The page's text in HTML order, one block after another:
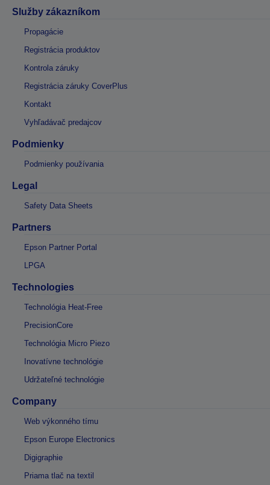
Služby zákazníkom
Propagácie
Registrácia produktov
Kontrola záruky
Registrácia záruky CoverPlus
Kontakt
Vyhľadávač predajcov
Podmienky
Podmienky používania
Legal
Safety Data Sheets
Partners
Epson Partner Portal
LPGA
Technologies
Technológia Heat-Free
PrecisionCore
Technológia Micro Piezo
Inovatívne technológie
Udržateľné technológie
Company
Web výkonného tímu
Epson Europe Electronics
Digigraphie
Priama tlač na textil